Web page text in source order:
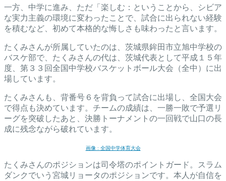
一方、中学に進み、ただ「楽しむ：ということから、シビア
な実力主義の環境に変わったことで、試合に出られない経験
を積むなど、初めて本格的な悔しさも味わったと言います。
たくみさんが所属していたのは、茨城県鉾田市立旭中学校の
バスケ部で、たくみさんの代は、茨城代表として平成１５年
度、第３３回全国中学校バスケットボール大会（全中）に出
場しています。
たくみさんも、背番号６を背負って試合に出場し、全国大会
で得点も決めています。チームの成績は、一勝一敗で予選リ
ーグを突破したあと、決勝トーナメントの一回戦で山口の長
成に残念ながら破れています。
画像 : 全国中学体育大会
たくみさんのポジションは司令塔のポイントガード。スラム
ダンクでいう宮城リョータのポジションです。本人が自信を